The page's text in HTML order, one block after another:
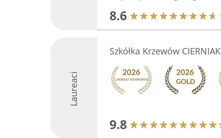
8.6
Laureaci
Szkółka Krzewów CIERNIAK
9.8